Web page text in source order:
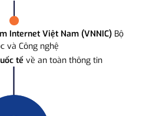
Internet Việt Nam (VNNIC) Bộ
và Công nghệ
tế về an toàn thông tin